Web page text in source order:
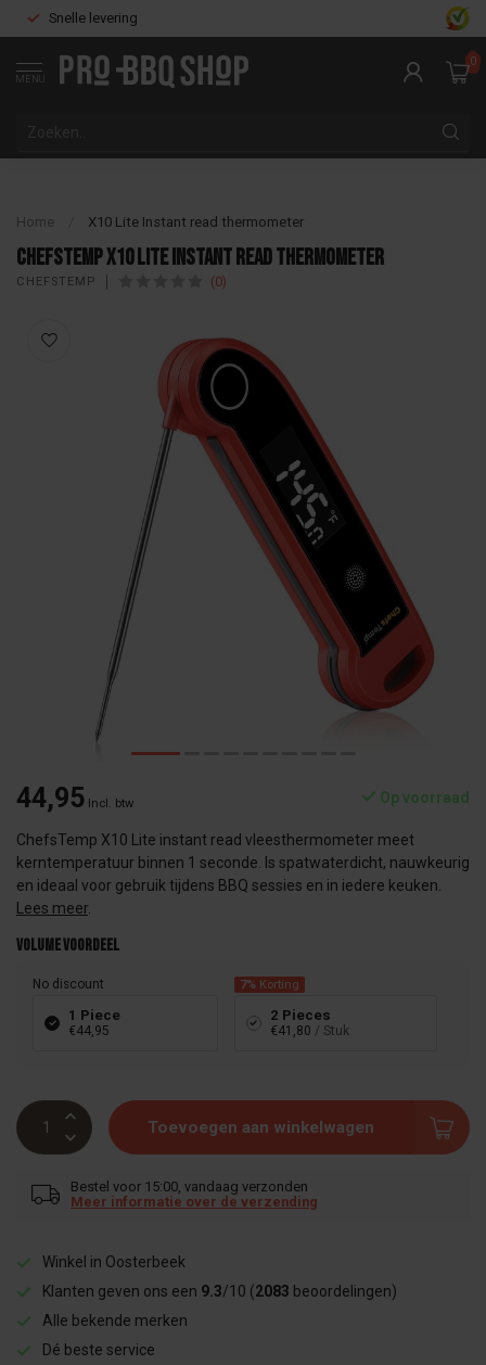
Snelle levering
MENU
0
Home X10 Lite Instant read thermometer
Chefstemp X10 Lite Instant read thermometer
CHEFSTEMP (0)
44,95 Incl. btw Op voorraad
ChefsTemp X10 Lite instant read vleesthermometer meet
kerntemperatuur binnen 1 seconde. Is spatwaterdicht, nauwkeurig
en ideaal voor gebruik tijdens BBQ sessies en in iedere keuken.
Lees meer
Volume voordeel
No discount
1 Piece
€44,95
7% Korting
2 Pieces
€41,80 / Stuk
Toevoegen aan winkelwagen
Bestel voor 15:00, vandaag verzonden
Meer informatie over de verzending
Winkel in Oosterbeek
Klanten geven ons een 9.3/10 (2083 beoordelingen)
Alle bekende merken
Dé beste service